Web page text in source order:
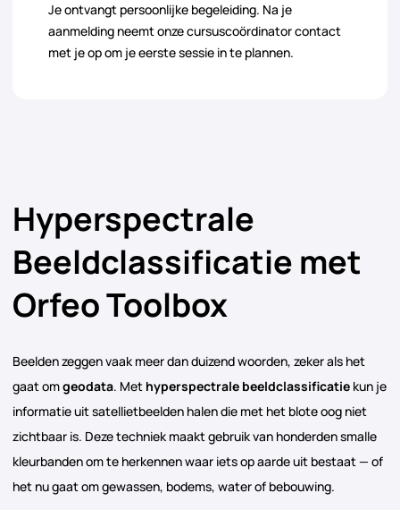
Hyperspectrale
Beeldclassificatie met
Orfeo Toolbox
Beelden zeggen vaak meer dan duizend woorden, zeker als het
gaat omgeodata. Met hyperspectrale beeldclassificatie kun je
informatie uit satellietbeelden halen die met het blote oog niet
zichtbaar is. Deze techniek maakt gebruik van honderden smalle
kleurbanden om te herkennen waar iets op aarde uit bestaat — of
het nu gaat om gewassen, bodems, water of bebouwing.
Je ontvangt persoonlijke begeleiding. Na je
aanmelding neemt onze cursuscoördinator contact
met je op om je eerste sessie in te plannen.